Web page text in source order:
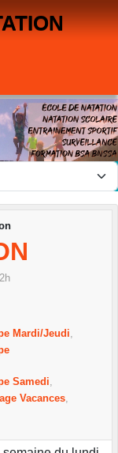
Mardi/Jeudi
Samedi
Vacances